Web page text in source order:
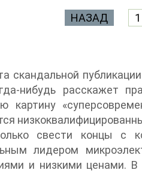
НАЗАД 1
скандальной
нибудь расскажет
картину
свести концы с
лидером
и низкими ценами.